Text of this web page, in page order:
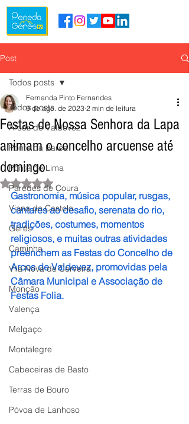
Post
Todos posts
Arcos de Valdevez
Ponte da Barca
Ponte de Lima
Paredes de Coura
Viana do Castelo
Gerês
Caminha
Vila Nova de Cerveira
Monção
Valença
Melgaço
Montalegre
Cabeceiras de Basto
Terras de Bouro
Póvoa de Lanhoso
Todos posts
Festas de Nossa Senhora da Lapa
animam o concelho arcuense até
domingo
Fernanda Pinto Fernandes
9 de ago. de 2023 2 min de leitura
Avaliado com NaN de 5 estrelas.
Gastronomia, música popular, rusgas,
cantares ao desafio, serenata do rio,
tradições, costumes, momentos
religiosos, e muitas outras atividades
preenchem as Festas do Concelho de
Arcos de Valdevez, promovidas pela
Câmara Municipal e Associação de
Festas Folia.